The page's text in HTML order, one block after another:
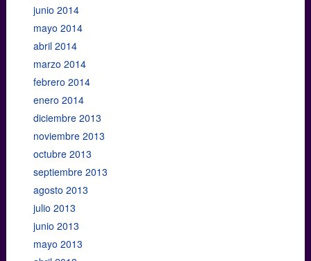
junio 2014
mayo 2014
abril 2014
marzo 2014
febrero 2014
enero 2014
diciembre 2013
noviembre 2013
octubre 2013
septiembre 2013
agosto 2013
julio 2013
junio 2013
mayo 2013